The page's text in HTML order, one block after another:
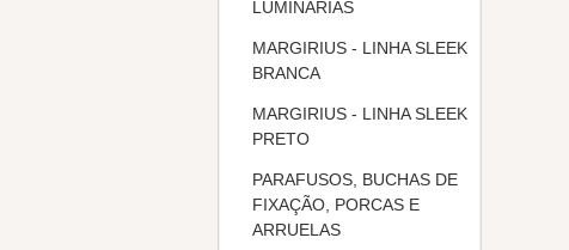
LUMINÁRIAS
MARGIRIUS - LINHA SLEEK
BRANCA
MARGIRIUS - LINHA SLEEK
PRETO
PARAFUSOS, BUCHAS DE
FIXAÇÃO, PORCAS E
ARRUELAS